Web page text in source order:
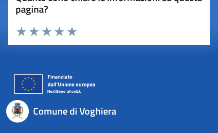
pagina?
Valuta 5 stelle su 5
Valuta 4 stelle su 5
Valuta 3 stelle su 5
Valuta 2 stelle su 5
Valuta 1 stelle su 5
Comune di Voghiera